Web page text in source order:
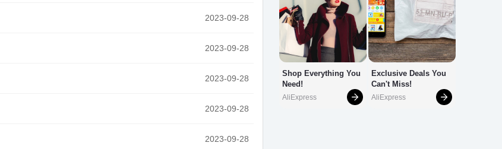
2023-09-28
2023-09-28
2023-09-28
2023-09-28
2023-09-28